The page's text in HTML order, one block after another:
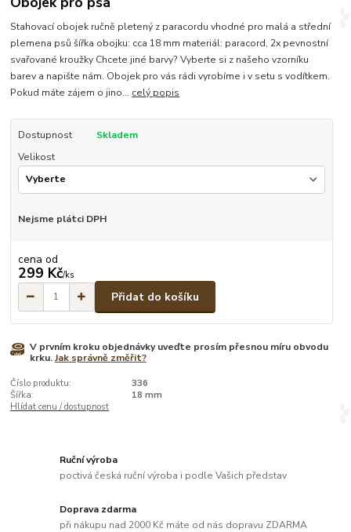
Stahovací obojek ručně pletený z paracordu vhodné pro malá a střední
plemena psů šířka obojku: cca 18 mm materiál: paracord, 2x pevnostní
svařované kroužky Chcete jiné barvy? Vyberte si z našeho vzorníku
barev a napište nám. Obojek pro vás rádi vyrobíme i v setu s vodítkem.
Pokud máte zájem o jino... celý popis
Dostupnost
Skladem
Velikost
Nejsme plátci DPH
cena od
299 Kč/ks
Přidat do košíku
V prvním kroku objednávky uveďte prosím přesnou míru obvodu
krku.Jak správně změřit?
Číslo produktu:
336
Šířka:
18 mm
Hlídat cenu / dostupnost
Ruční výroba
poctivá česká ruční výroba i podle Vašich představ
Doprava zdarma
při nákupu nad 2000 Kč máte od nás dopravu ZDARMA